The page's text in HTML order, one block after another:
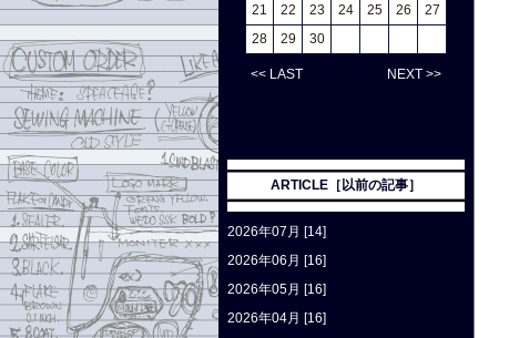
21
22 23 24 25 26
27
28
29 30
<< LAST NEXT >>
ARTICLE［以前の記事］
2026年07月 [14]
2026年06月 [16]
2026年05月 [16]
2026年04月 [16]